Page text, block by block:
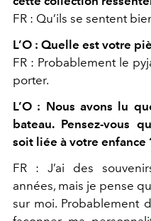
FR : Qu’ils se sentent
L’O : Quelle est votre
FR : Probablement le
porter.
L’O : Nous avons lu
bateau. Pensez-vous
soit liée à votre enfance
FR : J’ai des
années, mais je pense
sur moi. Probablement